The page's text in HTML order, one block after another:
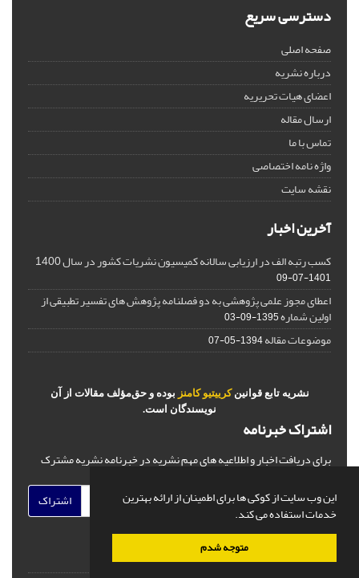
این وب سایت از کوکی ها برای اطمینان از ارائه بهترین
خدمات استفاده می کند.
متوجه شدم
دسترسی سریع
صفحه اصلی
درباره نشریه
اعضای هیات تحریریه
ارسال مقاله
تماس با ما
واژه نامه اختصاصی
نقشه سایت
آخرین اخبار
کسب رتبه الف در ارزیابی سالانه کمیسیون نشریات کشور در سال 1400
1401-07-09
اعطای مجوز علمی پژوهشی به دو فصلنامه پژوهش های تفسیر تطبیقی از
اولین شماره1395-09-03
موضوعات مقاله1394-05-07
نشریه تابع قوانین کرییتیو کامنز بوده و حق‌مؤلف مقالات از آن
نویسندگان است.
اشتراک خبرنامه
برای دریافت اخبار و اطلاعیه های مهم نشریه در خبرنامه نشریه مشترک
اشتراک